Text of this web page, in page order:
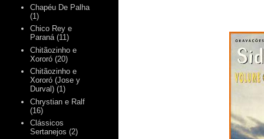
Chapéu De Palha
(1)
Chico Rey e
Paraná (11)
Chitãozinho e
Xororó (20)
Chitãozinho e
Xororó (Jose y
Durval) (1)
Chrystian e Ralf
(16)
Clássicos
Sertanejos (2)